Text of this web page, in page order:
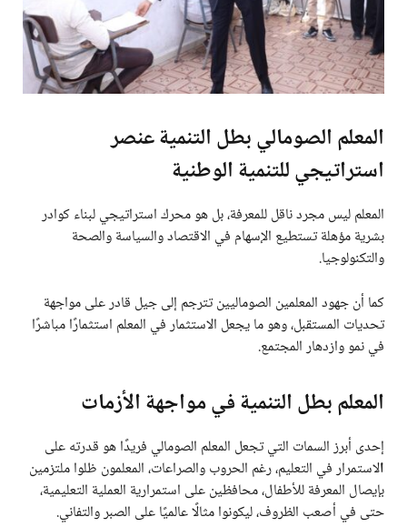
المعلم الصومالي بطل التنمية عنصر
استراتيجي للتنمية الوطنية
المعلم ليس مجرد ناقل للمعرفة، بل هو محرك استراتيجي لبناء كوادر
بشرية مؤهلة تستطيع الإسهام في الاقتصاد والسياسة والصحة
والتكنولوجيا.
كما أن جهود المعلمين الصوماليين تترجم إلى جيل قادر على مواجهة
تحديات المستقبل، وهو ما يجعل الاستثمار في المعلم استثمارًا مباشرًا
في نمو وازدهار المجتمع.
المعلم بطل التنمية في مواجهة الأزمات
إحدى أبرز السمات التي تجعل المعلم الصومالي فريدًا هو قدرته على
الاستمرار في التعليم، رغم الحروب والصراعات، المعلمون ظلوا ملتزمين
بإيصال المعرفة للأطفال، محافظين على استمرارية العملية التعليمية،
حتى في أصعب الظروف، ليكونوا مثالًا عالميًا على الصبر والتفاني.